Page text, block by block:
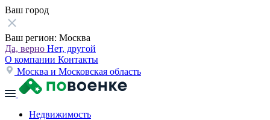
Ваш город
Ваш регион: Москва
Да, верно Нет, другой
О компании Контакты
Москва и Московская область
Недвижимость